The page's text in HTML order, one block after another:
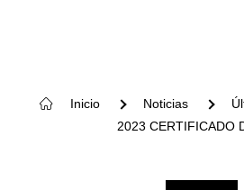
Inicio Noticias
2023 CERTIFICADO